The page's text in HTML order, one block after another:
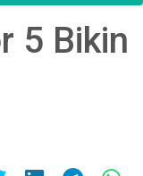
5 Bikin